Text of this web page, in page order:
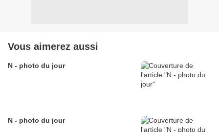
Vous aimerez aussi
N - photo du jour
N - photo du jour